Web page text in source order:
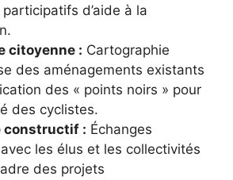
participatifs d’aide à la
citoyenne : Cartographie
des aménagements existants
des « points noirs » pour
des cyclistes.
constructif : Échanges
les élus et les collectivités
des projets